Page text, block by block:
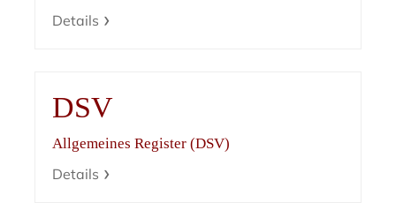
Details
DSV
Allgemeines Register (DSV)
Details